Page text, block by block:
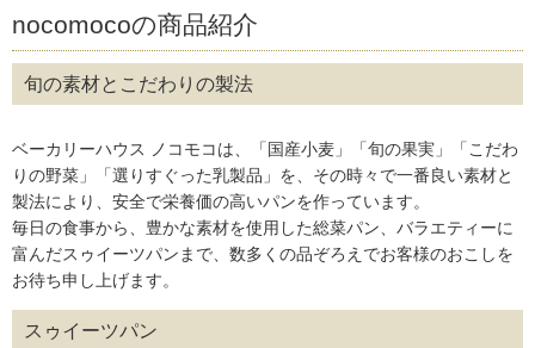
nocomocoの商品紹介
旬の素材とこだわりの製法
ベーカリーハウス ノコモコは、「国産小麦」「旬の果実」「こだわ
りの野菜」「選りすぐった乳製品」を、その時々で一番良い素材と
製法により、安全で栄養価の高いパンを作っています。
毎日の食事から、豊かな素材を使用した総菜パン、バラエティーに
富んだスゥイーツパンまで、数多くの品ぞろえでお客様のおこしを
お待ち申し上げます。
スゥイーツパン